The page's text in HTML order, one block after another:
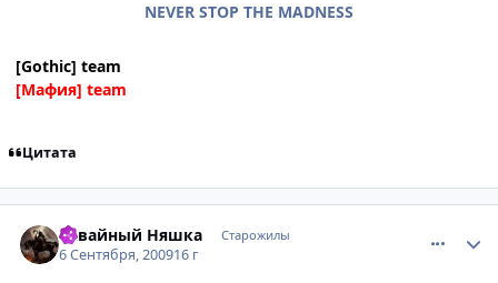
NEVER STOP THE MADNESS
[Gothic] team
[Мафия] team
Цитата
Кавайный Няшка Старожилы
6 Сентября, 200916 г